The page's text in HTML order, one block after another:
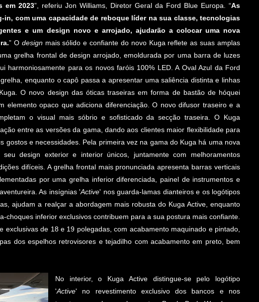
em 2023”, referiu Jon Williams, Diretor Geral da Ford Blue Europa. “As
in, com uma capacidade de reboque líder na sua classe, tecnologias
e um design novo e arrojado, ajudarão a colocar uma nova
” O designmais sólido e confiante do novo Kuga reflete as suas amplas
grelha frontal de design arrojado, emoldurada por uma barra de luzes
harmoniosamente para os novos faróis 100% LED. A Oval Azul da Ford
enquanto o capô passa a apresentar uma saliência distinta e linhas
O novo design das óticas traseiras em forma de bastão de hóquei
elemento opaco que adiciona diferenciação. O novo difusor traseiro e a
o visual mais sóbrio e sofisticado da secção traseira. O Kuga
entre as versões da gama, dando aos clientes maior flexibilidade para
gostos e necessidades. Pela primeira vez na gama do Kuga há uma nova
design exterior e interior únicos, juntamente com melhoramentos
difíceis. A grelha frontal mais pronunciada apresenta barras verticais
por uma grelha inferior diferenciada, painel de instrumentos e
As insígnias 'Active' nos guarda-lamas dianteiros e os logótipos
ajudam a realçar a abordagem mais robusta do Kuga Active, enquanto
choques inferior exclusivos contribuem para a sua postura mais confiante.
exclusivas de 18 e 19 polegadas, com acabamento maquinado e pintado,
dos espelhos retrovisores e tejadilho com acabamento em preto, bem
No interior, o Kuga Active distingue-se pelo logótipo
'Active' no revestimento exclusivo dos bancos e nos